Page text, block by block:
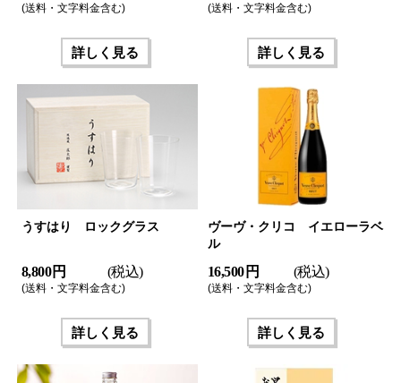
(送料・文字料金含む)
詳しく見る
(送料・文字料金含む)
詳しく見る
うすはり ロックグラス
8,800 円 (税込)
(送料・文字料金含む)
詳しく見る
ヴーヴ・クリコ イエローラベ
ル
16,500 円 (税込)
(送料・文字料金含む)
詳しく見る